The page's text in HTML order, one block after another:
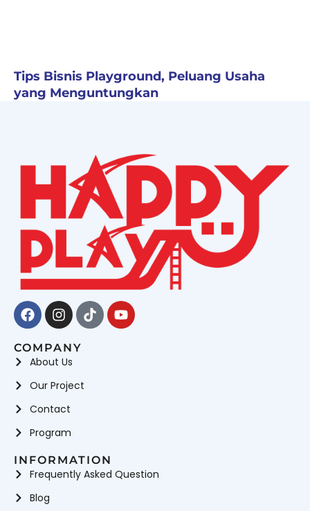
Tips Bisnis Playground, Peluang Usaha
yang Menguntungkan
Facebook
Instagram
TiktokYoutube
COMPANY
About Us
Our Project
Contact
Program
INFORMATION
Frequently Asked Question
Blog